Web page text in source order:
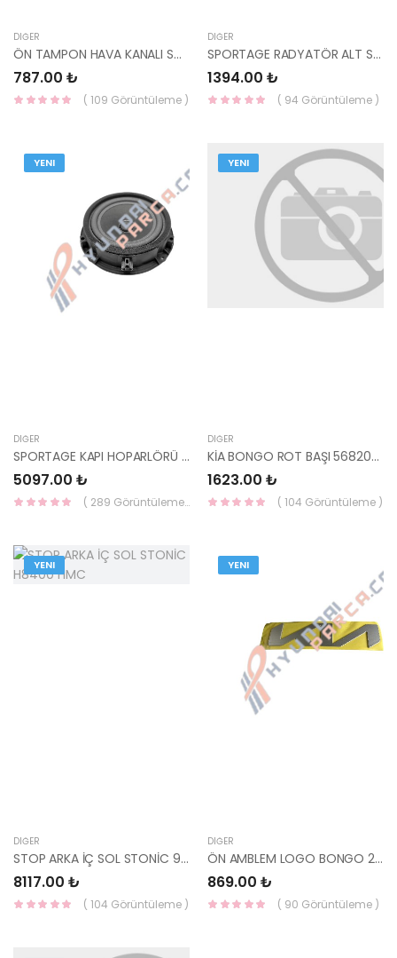
DIĞER
ÖN TAMPON HAVA KANALI SOL SPORTAGE 2016- 86573-F1300 HMC
787.00 ₺
( 109 Görüntüleme )
DIĞER
SPORTAGE RADYATÖR ALT SACI 29136-F1500 HMC
1394.00 ₺
( 94 Görüntüleme )
YENI
DIĞER
SPORTAGE KAPI HOPARLÖRÜ 96330-D9000 HMC
5097.00 ₺
( 289 Görüntüleme )
YENI
DIĞER
KİA BONGO ROT BAŞI 56820-4E050
1623.00 ₺
( 104 Görüntüleme )
YENI
DIĞER
STOP ARKA İÇ SOL STONİC 92403-H8400 HMC
8117.00 ₺
( 104 Görüntüleme )
YENI
DIĞER
ÖN AMBLEM LOGO BONGO 2022- 86305-4E500 HMC
869.00 ₺
( 90 Görüntüleme )